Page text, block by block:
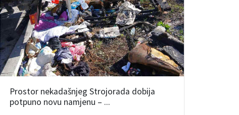
Prostor nekadašnjeg Strojorada dobija
potpuno novu namjenu – ...